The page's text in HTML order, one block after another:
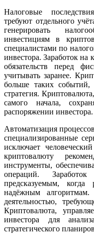
Налоговые
требуют отдельного
генерировать
инвестициям в
специалистами по
инвестора. Заработок на
обязательств перед
учитывать заранее.
больше таких событий,
стратегия.
самого начала,
распоряжении инвестора.
Автоматизация
специализированные
исключает
криптовалюту
инструменты,
операций.
предсказуемым, когда
надёжным алгоритмам.
деятельностью,
Криптовалюта,
инвестора для
стратегического